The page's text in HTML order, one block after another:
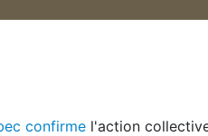
la Cour
confirme l'action